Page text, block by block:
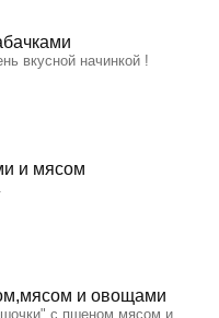
вкусной начинкой !
и мясом
и овощами
с пшеном,мясом и